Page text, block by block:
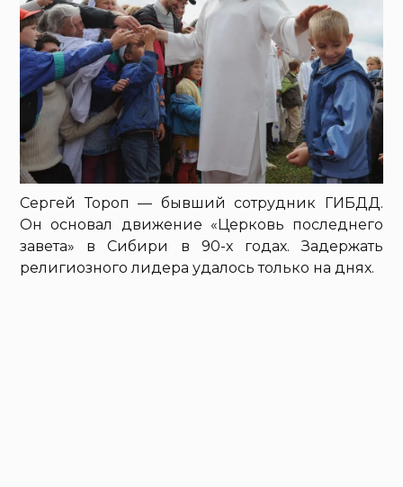
Сергей Тороп — бывший сотрудник ГИБДД.
Он основал движение «Церковь последнего
завета» в Сибири в 90-х годах. Задержать
религиозного лидера удалось только на днях.